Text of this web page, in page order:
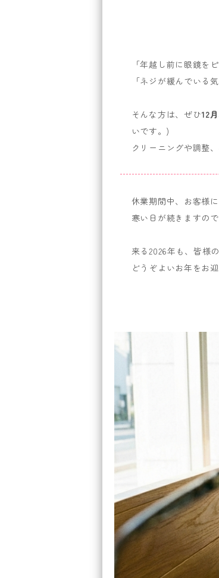
「年越し前に眼鏡を
「ネジが緩んでいる
そんな方は、ぜひ12
いです。)
クリーニングや調整
休業期間中、お客様
寒い日が続きますの
来る2026年も、皆様
どうぞよいお年をお